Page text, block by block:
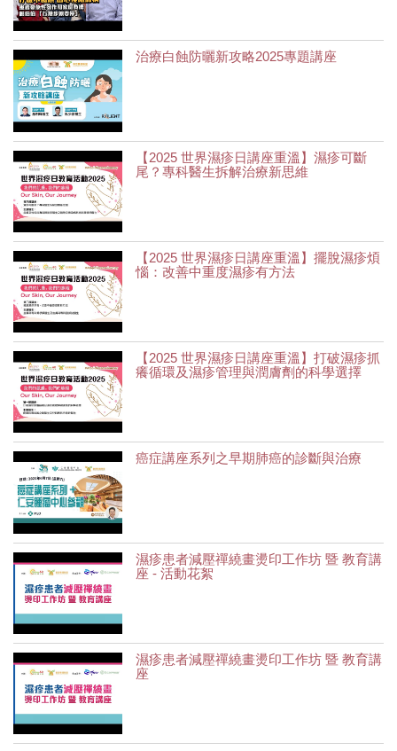
治療白蝕防曬新攻略2025專題講座
【2025 世界濕疹日講座重溫】濕疹可斷
尾？專科醫生拆解治療新思維
【2025 世界濕疹日講座重溫】擺脫濕疹煩
惱：改善中重度濕疹有方法
【2025 世界濕疹日講座重溫】打破濕疹抓
癢循環及濕疹管理與潤膚劑的科學選擇
癌症講座系列之早期肺癌的診斷與治療
濕疹患者減壓禪繞畫燙印工作坊 暨 教育講
座 - 活動花絮
濕疹患者減壓禪繞畫燙印工作坊 暨 教育講
座